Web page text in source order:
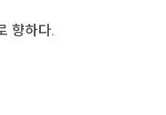
향하다.